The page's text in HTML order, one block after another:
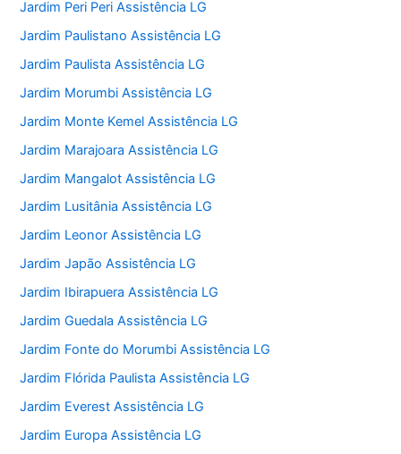
Jardim Peri Peri Assistência LG
Jardim Paulistano Assistência LG
Jardim Paulista Assistência LG
Jardim Morumbi Assistência LG
Jardim Monte Kemel Assistência LG
Jardim Marajoara Assistência LG
Jardim Mangalot Assistência LG
Jardim Lusitânia Assistência LG
Jardim Leonor Assistência LG
Jardim Japão Assistência LG
Jardim Ibirapuera Assistência LG
Jardim Guedala Assistência LG
Jardim Fonte do Morumbi Assistência LG
Jardim Flórida Paulista Assistência LG
Jardim Everest Assistência LG
Jardim Europa Assistência LG